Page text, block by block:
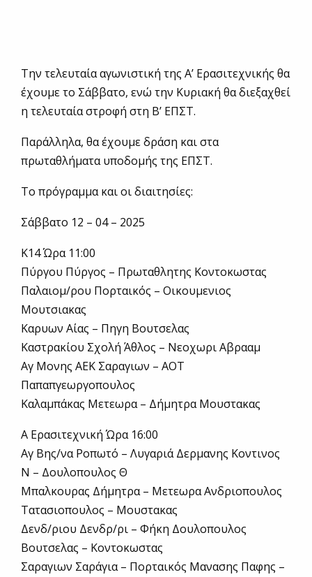
Την τελευταία αγωνιστική της Α’ Ερασιτεχνικής θα
έχουμε το Σάββατο, ενώ την Κυριακή θα διεξαχθεί
η τελευταία στροφή στη Β’ ΕΠΣΤ.
Παράλληλα, θα έχουμε δράση και στα
πρωταθλήματα υποδομής της ΕΠΣΤ.
Το πρόγραμμα και οι διαιτησίες:
Σάββατο 12 – 04 – 2025
Κ14 Ώρα 11:00
Πύργου Πύργος – Πρωταθλητης Κοντοκωστας
Παλαιομ/ρου Πορταικός – Οικουμενιος
Μουτσιακας
Καρυων Αίας – Πηγη Βουτσελας
Καστρακίου Σχολή Άθλος – Νεοχωρι Αβρααμ
Αγ Μονης ΑΕΚ Σαραγιων – ΑΟΤ
Παπαπγεωργοπουλος
Καλαμπάκας Μετεωρα – Δήμητρα Μουστακας
Α Ερασιτεχνική Ώρα 16:00
Αγ Βης/να Ροπωτό – Λυγαριά Δερμανης Κοντινος
Ν – Δουλοπουλος Θ
Μπαλκουρας Δήμητρα – Μετεωρα Ανδριοπουλος
Τατασιοπουλος – Μουστακας
Δενδ/ριου Δενδρ/ρι – Φήκη Δουλοπουλος
Βουτσελας – Κοντοκωστας
Σαραγιων Σαράγια – Πορταικός Μανασης Παφης –